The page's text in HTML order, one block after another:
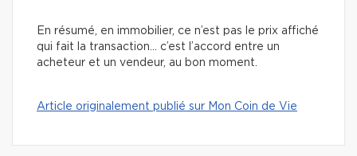
En résumé, en immobilier, ce n’est pas le prix affiché
qui fait la transaction… c’est l’accord entre un
acheteur et un vendeur, au bon moment.
Article originalement publié sur Mon Coin de Vie